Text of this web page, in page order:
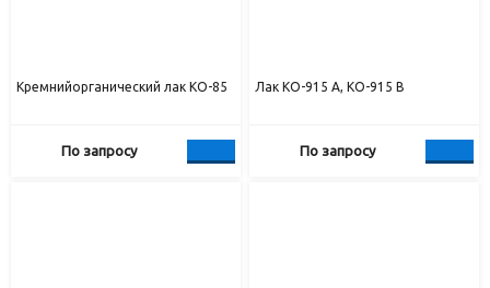
Кремнийорганический лак КО-85
По запросу
Лак КО-915 А, КО-915 В
По запросу